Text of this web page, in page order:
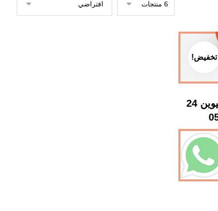
تخفيض!
شركة تنظيف في ام القيوين 24